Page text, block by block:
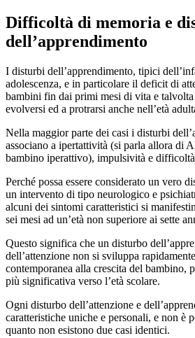
Difficoltà di memoria e
dell’apprendimento
I disturbi dell’apprendimento, tipici
adolescenza, e in particolare il deficit di
bambini fin dai primi mesi di vita e talvolta
evolversi ed a protrarsi anche nell’età
Nella maggior parte dei casi i disturbi
associano a ipertattività (si parla allora di
bambino iperattivo), impulsività e
Perché possa essere considerato un vero
un intervento di tipo neurologico e
alcuni dei sintomi caratteristici si
sei mesi ad un’età non superiore ai sette
Questo significa che un disturbo
dell’attenzione non si sviluppa
contemporanea alla crescita del bambino,
più significativa verso l’età scolare.
Ogni disturbo dell’attenzione e
caratteristiche uniche e personali, e non è
quanto non esistono due casi identici.